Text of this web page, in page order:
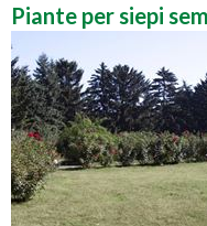
Piante per siepi